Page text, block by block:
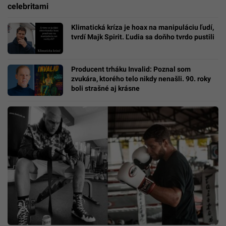
celebritami
Klimatická kríza je hoax na manipuláciu ľudí,
tvrdí Majk Spirit. Ľudia sa doňho tvrdo pustili
Producent trháku Invalid: Poznal som
zvukára, ktorého telo nikdy nenašli. 90. roky
boli strašné aj krásne